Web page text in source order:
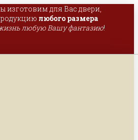
изготовим для Вас двери,
любого размера
любую Вашу фантазию!